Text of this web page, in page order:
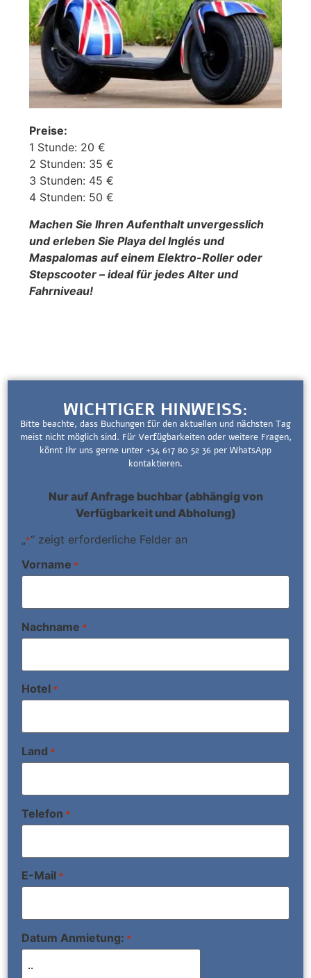
Preise:
1 Stunde: 20 €
2 Stunden: 35 €
3 Stunden: 45 €
4 Stunden: 50 €
Machen Sie Ihren Aufenthalt unvergesslich
und erleben Sie Playa del Inglés und
Maspalomas auf einem Elektro-Roller oder
Stepscooter – ideal für jedes Alter und
Fahrniveau!
WICHTIGER HINWEISS:
Bitte beachte, dass Buchungen für den aktuellen und nächsten Tag
meist nicht möglich sind. Für Verfügbarkeiten oder weitere Fragen,
könnt Ihr uns gerne unter +34 617 80 52 36 per WhatsApp
kontaktieren.
Nur auf Anfrage buchbar (abhängig von
Verfügbarkeit und Abholung)
„*“ zeigt erforderliche Felder an
Vorname *
Nachname *
Hotel *
Land *
Telefon *
E-Mail *
Datum Anmietung: *